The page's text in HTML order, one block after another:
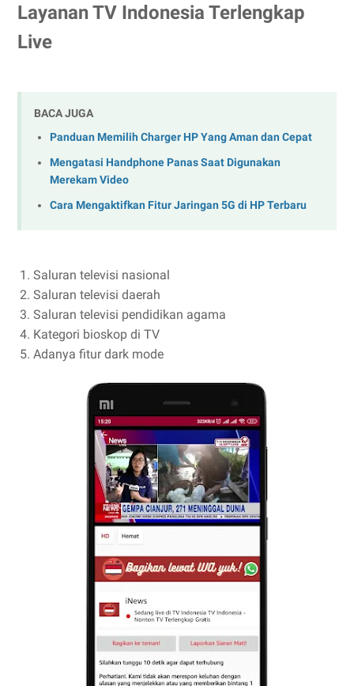
Layanan TV Indonesia Terlengkap
Live
BACA JUGA
Panduan Memilih Charger HP Yang Aman dan Cepat
Mengatasi Handphone Panas Saat Digunakan
Merekam Video
Cara Mengaktifkan Fitur Jaringan 5G di HP Terbaru
Saluran televisi nasional
Saluran televisi daerah
Saluran televisi pendidikan agama
Kategori bioskop di TV
Adanya fitur dark mode